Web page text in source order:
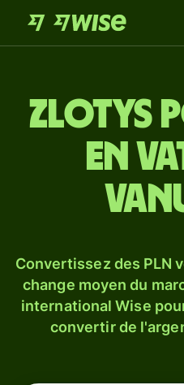
Zlotys
en
Convertissez des PLN
change moyen du
international Wise
convertir de